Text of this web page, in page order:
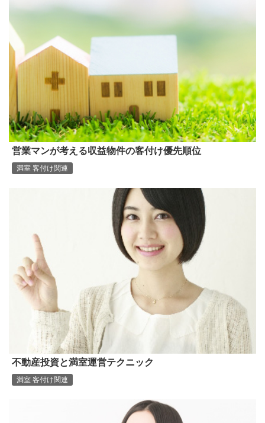
営業マンが考える収益物件の客付け優先順位
満室 客付け関連
不動産投資と満室運営テクニック
満室 客付け関連